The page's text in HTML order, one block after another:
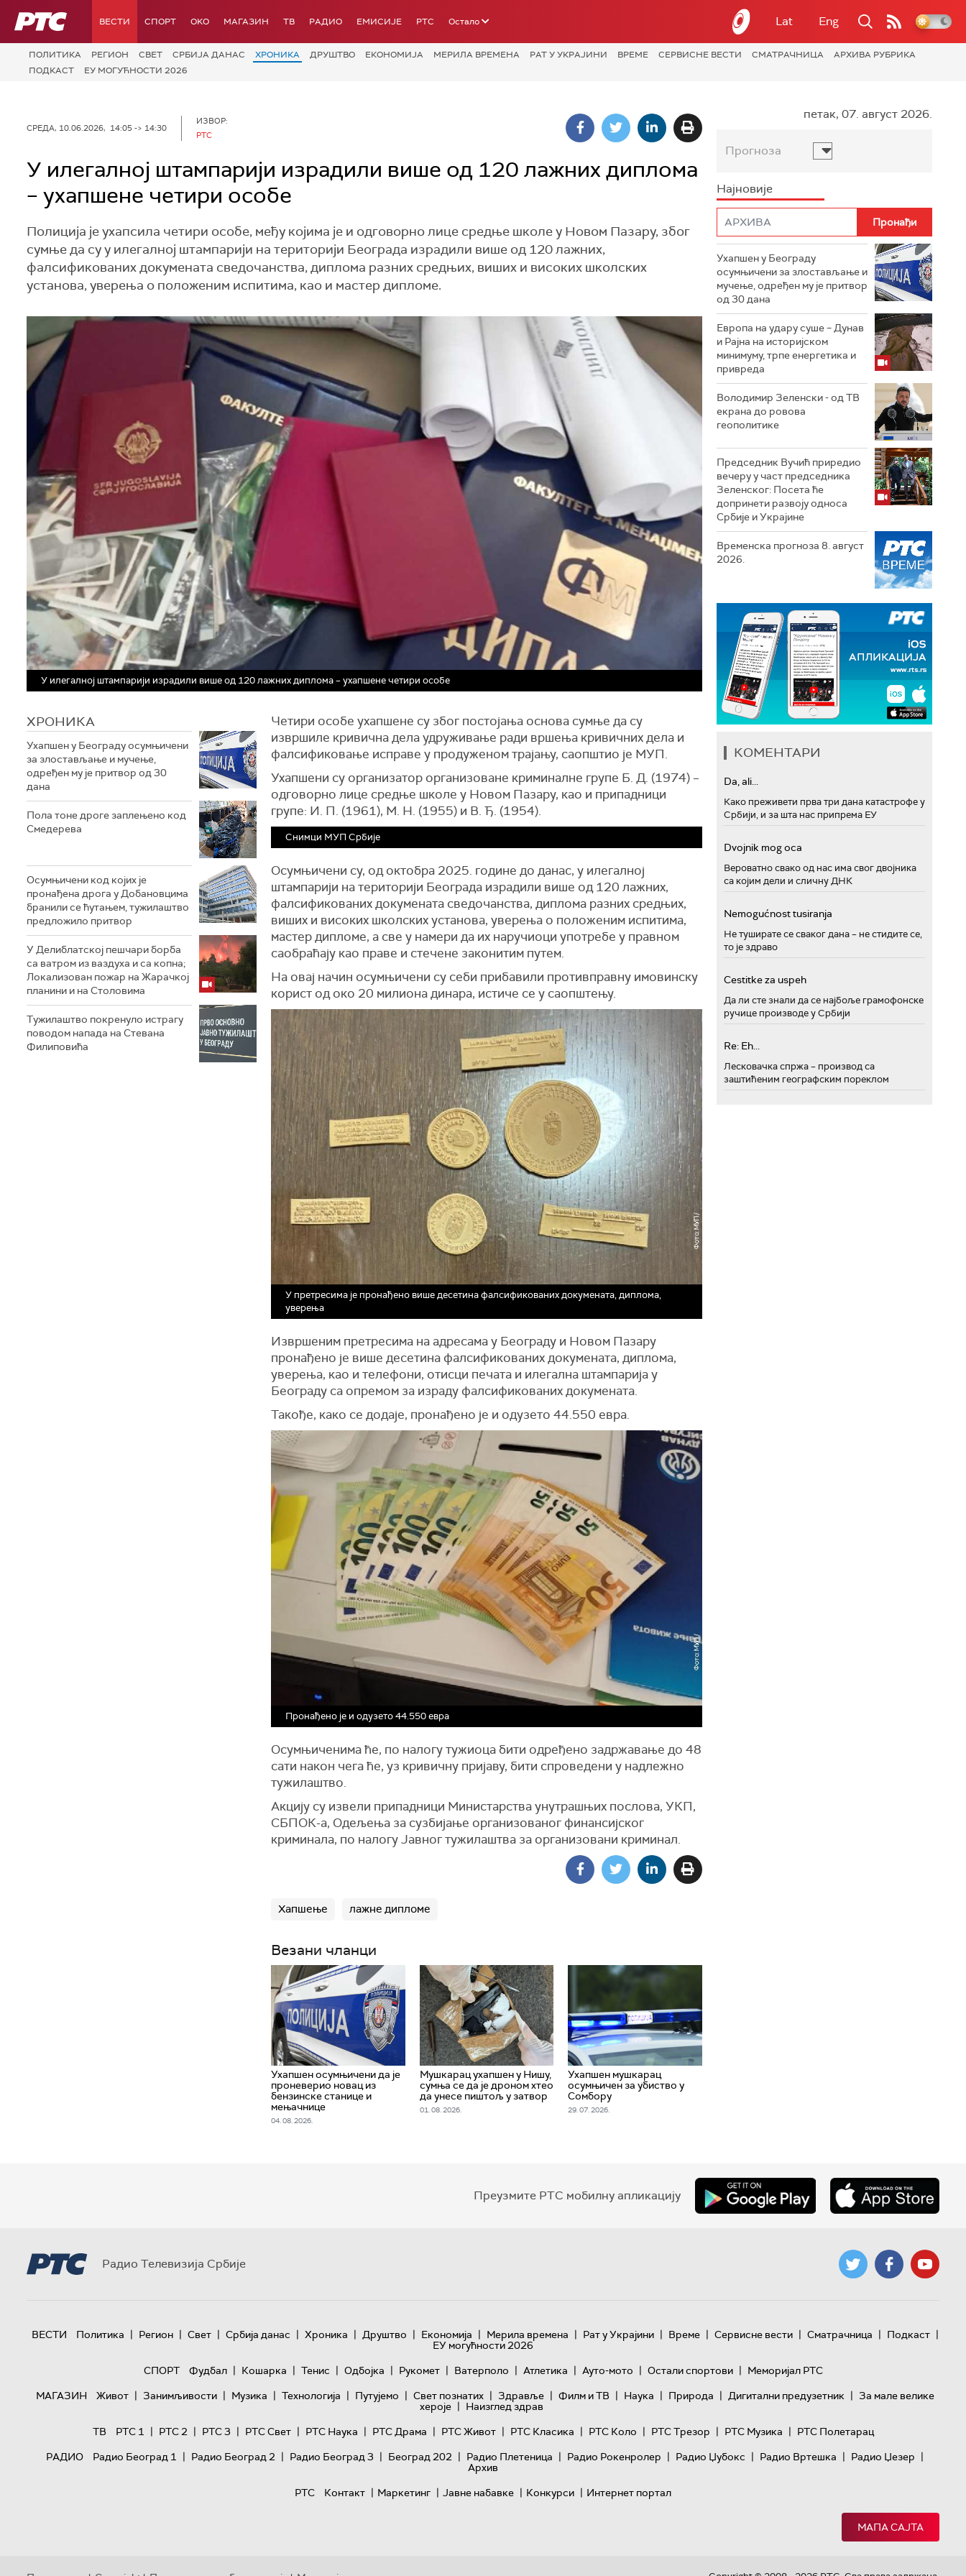
РТС ВЕСТИ СПОРТ OKO МАГАЗИН ТВ РАДИО ЕМИСИЈЕ РТС Остало Lat Eng
ПОЛИТИКА РЕГИОН СВЕТ СРБИЈА ДАНАС ХРОНИКА ДРУШТВО ЕКОНОМИЈА МЕРИЛА ВРЕМЕНА РАТ У УКРАЈИНИ ВРЕМЕ СЕРВИСНЕ ВЕСТИ СМАТРАЧНИЦА
АРХИВА РУБРИКА
ПОДКАСТ
ЕУ МОГУЋНОСТИ 2026
СРЕДА, 10.06.2026, 14:05 -> 14:30
ИЗВОР:
РТС
У илегалној штампарији израдили више од 120 лажних диплома
– ухапшене четири особе
Полиција је ухапсила четири особе, међу којима је и одговорно лице средње школе у Новом Пазару, због
сумње да су у илегалној штампарији на територији Београда израдили више од 120 лажних,
фалсификованих докумената сведочанства, диплома разних средњих, виших и високих школских
установа, уверења о положеним испитима, као и мастер дипломе.
У илегалној штампарији израдили више од 120 лажних диплома – ухапшене четири особе
ХРОНИКА
Ухапшен у Београду осумњичени
за злостављање и мучење,
одређен му је притвор од 30
дана
Пола тоне дроге заплењено код
Смедерева
Осумњичени код којих је
пронађена дрога у Добановцима
бранили се ћутањем, тужилаштво
предложило притвор
У Делиблатској пешчари борба
са ватром из ваздуха и са копна;
Локализован пожар на Жарачкој
планини и на Столовима
Тужилаштво покренуло истрагу
поводом напада на Стевана
Филиповића
Четири особе ухапшене су због постојања основа сумње да су
извршиле кривична дела удруживање ради вршења кривичних дела и
фалсификовање исправе у продуженом трајању, саопштио је МУП.
Ухапшени су организатор организоване криминалне групе Б. Д. (1974) –
одговорно лице средње школе у Новом Пазару, као и припадници
групе: И. П. (1961), М. Н. (1955) и В. Ђ. (1954).
Снимци МУП Србије
Осумњичени су, од октобра 2025. године до данас, у илегалној
штампарији на територији Београда израдили више од 120 лажних,
фалсификованих докумената сведочанства, диплома разних средњих,
виших и високих школских установа, уверења о положеним испитима,
мастер дипломе, а све у намери да их наручиоци употребе у правном
саобраћају као праве и стечене законитим путем.
На овај начин осумњичени су себи прибавили противправну имовинску
корист од око 20 милиона динара, истиче се у саопштењу.
У претресима је пронађено више десетина фалсификованих докумената, диплома,
уверења
Извршеним претресима на адресама у Београду и Новом Пазару
пронађено је више десетина фалсификованих докумената, диплома,
уверења, као и телефони, отисци печата и илегална штампарија у
Београду са опремом за израду фалсификованих докумената.
Такође, како се додаје, пронађено је и одузето 44.550 евра.
Пронађено је и одузето 44.550 евра
Осумњиченима ће, по налогу тужиоца бити одређено задржавање до 48
сати након чега ће, уз кривичну пријаву, бити спроведени у надлежно
тужилаштво.
Акцију су извели припадници Министарства унутрашњих послова, УКП,
СБПОК-а, Одељења за сузбијање организованог финансијског
криминала, по налогу Јавног тужилаштва за организовани криминал.
Хапшење лажне дипломе
Везани чланци
Ухапшен осумњичени да је
проневерио новац из
бензинске станице и
мењачнице
04. 08. 2026.
Мушкарац ухапшен у Нишу,
сумња се да је дроном хтео
да унесе пиштољ у затвор
01. 08. 2026.
Ухапшен мушкарац
осумњичен за убиство у
Сомбору
29. 07. 2026.
петак, 07. август 2026.
Прогноза
Најновије
Ухапшен у Београду
осумњичени за злостављање и
мучење, одређен му је притвор
од 30 дана
Европа на удару суше – Дунав
и Рајна на историјском
минимуму, трпе енергетика и
привреда
Володимир Зеленски - од ТВ
екрана до ровова
геополитике
Председник Вучић приредио
вечеру у част председника
Зеленског: Посета ће
допринети развоју односа
Србије и Украјине
Временска прогноза 8. август
2026.
КОМЕНТАРИ
Da, ali...
Како преживети прва три дана катастрофе у
Србији, и за шта нас припрема ЕУ
Dvojnik mog oca
Вероватно свако од нас има свог двојника
са којим дели и сличну ДНК
Nemogućnost tusiranja
Не туширате се сваког дана – не стидите се,
то је здраво
Cestitke za uspeh
Да ли сте знали да се најбоље грамофонске
ручице производе у Србији
Re: Eh...
Лесковачка спржа – производ са
заштићеним географским пореклом
Преузмите РТС мобилну апликацију
Радио Телевизија Србије
ВЕСТИ Политика | Регион | Свет | Србија данас | Хроника | Друштво | Економија | Мерила времена | Рат у Украјини | Време | Сервисне вести | Сматрачница | Подкаст |
ЕУ могућности 2026
СПОРТ
Фудбал | Кошарка | Тенис | Одбојка | Рукомет | Ватерполо | Атлетика | Ауто-мото | Остали спортови | Меморијал РТС
МАГАЗИН
Живот | Занимљивости | Музика | Технологијa | Путујемо | Свет познатих | Здравље | Филм и ТВ | Наука | Природа | Дигитални предузетник | За мале велике
хероје | Наизглед здрав
ТВ
РТС 1 | РТС 2 | РТС 3 | РТС Свет | РТС Наука | РТС Драма | РТС Живот | РТС Класика | РТС Коло | РТС Трезор | РТС Музика | РТС Полетарац
РАДИО
Радио Београд 1 | Радио Београд 2 | Радио Београд 3 | Београд 202 | Радио Плетеница | Радио Рокенролер | Радио Џубокс | Радио Вртешка | Радио Џезер |
Архив
РТС
Контакт | Маркетинг | Јавне набавке | Конкурси | Интернет портал
МАПА САЈТА